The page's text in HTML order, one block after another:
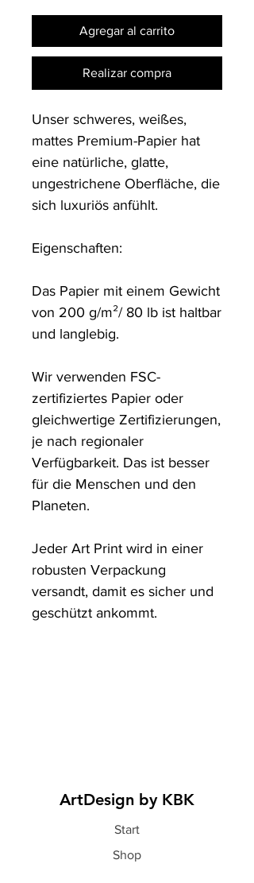
Agregar al carrito
Realizar compra
Unser schweres, weißes,
mattes Premium-Papier hat
eine natürliche, glatte,
ungestrichene Oberfläche, die
sich luxuriös anfühlt.
Eigenschaften:
Das Papier mit einem Gewicht
von 200 g/m²/ 80 lb ist haltbar
und langlebig.
Wir verwenden FSC-
zertifiziertes Papier oder
gleichwertige Zertifizierungen,
je nach regionaler
Verfügbarkeit. Das ist besser
für die Menschen und den
Planeten.
Jeder Art Print wird in einer
robusten Verpackung
versandt, damit es sicher und
geschützt ankommt.
ArtDesign by KBK
Start
Shop